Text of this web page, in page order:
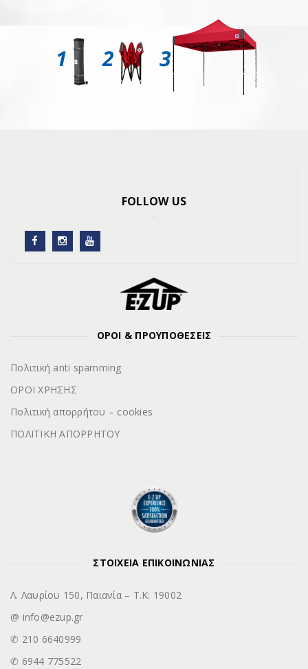
FOLLOW US
ΟΡΟΙ & ΠΡΟΥΠΟΘΕΣΕΙΣ
Πολιτική anti spamming
ΟΡΟΙ ΧΡΗΣΗΣ
Πολιτική απορρήτου – cookies
ΠΟΛΙΤΙΚΗ ΑΠΟΡΡΗΤΟΥ
ΣΤΟΙΧΕΙΑ ΕΠΙΚΟΙΝΩΝΙΑΣ
Λ. Λαυρίου 150, Παιανία – Τ.Κ: 19002
@ info@ezup.gr
✆ 210 6640999
✆ 6944 775522